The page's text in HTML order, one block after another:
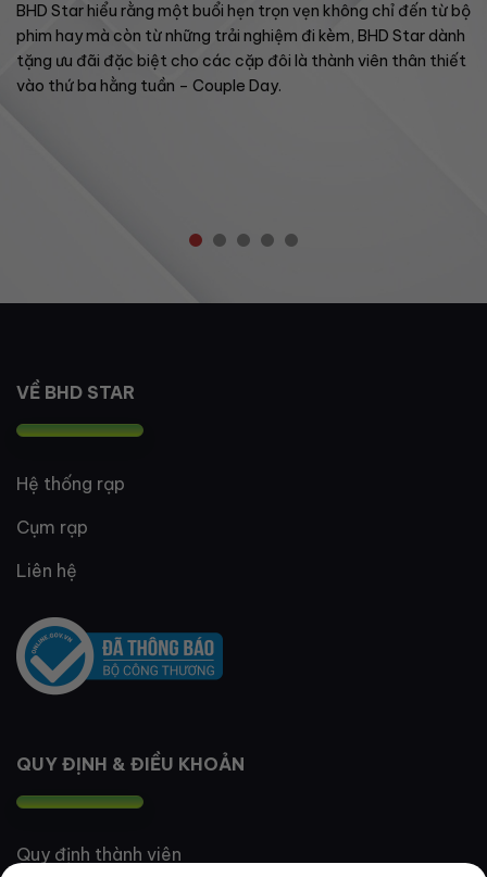
BHD Star hiểu rằng một buổi hẹn trọn vẹn không chỉ đến từ bộ
phim hay mà còn từ những trải nghiệm đi kèm, BHD Star dành
tặng ưu đãi đặc biệt cho các cặp đôi là thành viên thân thiết
vào thứ ba hằng tuần – Couple Day.
VỀ BHD STAR
Hệ thống rạp
Cụm rạp
Liên hệ
QUY ĐỊNH & ĐIỀU KHOẢN
Quy định thành viên